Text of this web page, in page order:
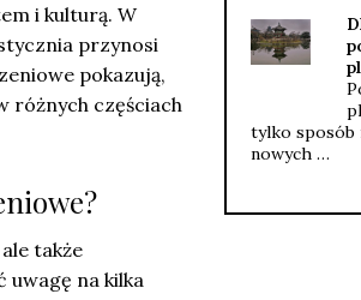
i kulturą. W
przynosi
pokazują,
różnych częściach
także
uwagę na kilka
tylko sposób
nowych …